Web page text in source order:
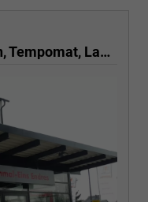
Selection 1.0 TSI Selection, Tempomat, Ladeboden, Park, Winterpaket, SmartLink, 4-J Garantie